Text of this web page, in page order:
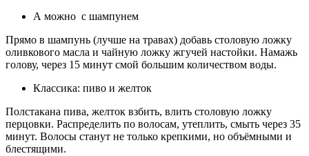
А можно с шампунем
Прямо в шампунь (лучше на травах) добавь столовую ложку
оливкового масла и чайную ложку жгучей настойки. Намажь
голову, через 15 минут смой большим количеством воды.
Классика: пиво и желток
Полстакана пива, желток взбить, влить столовую ложку
перцовки. Распределить по волосам, утеплить, смыть через 35
минут. Волосы станут не только крепкими, но объёмными и
блестящими.